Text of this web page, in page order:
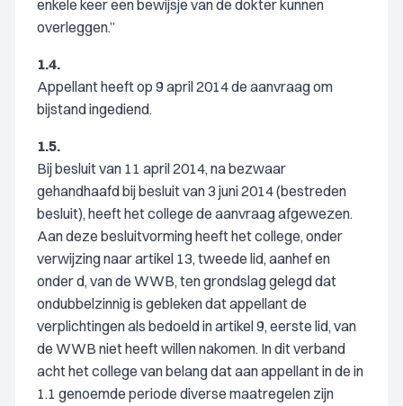
enkele keer een bewijsje van de dokter kunnen
overleggen.”
1.4.
Appellant heeft op 9 april 2014 de aanvraag om
bijstand ingediend.
1.5.
Bij besluit van 11 april 2014, na bezwaar
gehandhaafd bij besluit van 3 juni 2014 (bestreden
besluit), heeft het college de aanvraag afgewezen.
Aan deze besluitvorming heeft het college, onder
verwijzing naar artikel 13, tweede lid, aanhef en
onder d, van de WWB, ten grondslag gelegd dat
ondubbelzinnig is gebleken dat appellant de
verplichtingen als bedoeld in artikel 9, eerste lid, van
de WWB niet heeft willen nakomen. In dit verband
acht het college van belang dat aan appellant in de in
1.1 genoemde periode diverse maatregelen zijn